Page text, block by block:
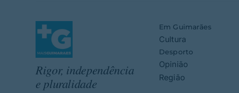
Rigor, independência
e pluralidade
Em Guimarães
Cultura
Desporto
Opinião
Região